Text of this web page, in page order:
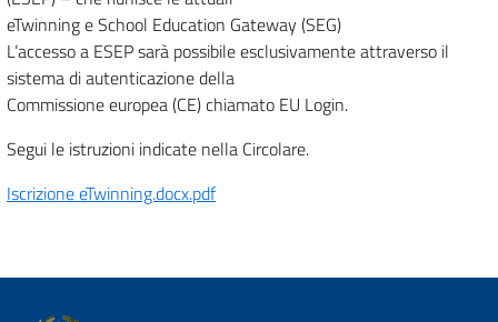
eTwinning e School Education Gateway (SEG)
L’accesso a ESEP sarà possibile esclusivamente attraverso il
sistema di autenticazione della
Commissione europea (CE) chiamato EU Login.
Segui le istruzioni indicate nella Circolare.
Iscrizione eTwinning.docx.pdf